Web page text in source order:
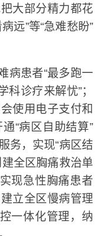
大部分精力都花
远”等“急难愁盼”
患者“最多跑一
科诊疗来解忧”；
使用电子支付和
“病区自助结算”
务，实现“病区结
全区胸痛救治单
现急性胸痛患者
立全区慢病管理
一体化管理，纳